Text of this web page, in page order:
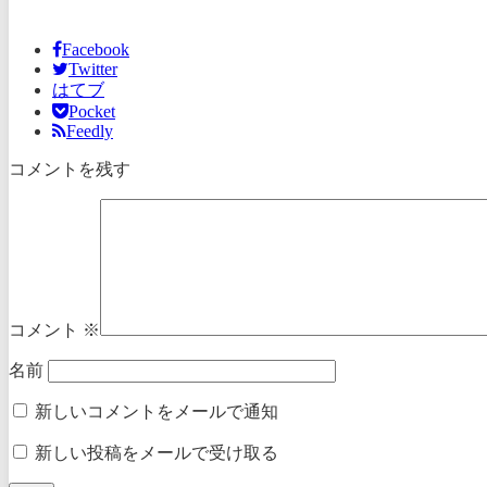
Facebook
Twitter
はてブ
Pocket
Feedly
コメントを残す
コメント ※
名前
新しいコメントをメールで通知
新しい投稿をメールで受け取る